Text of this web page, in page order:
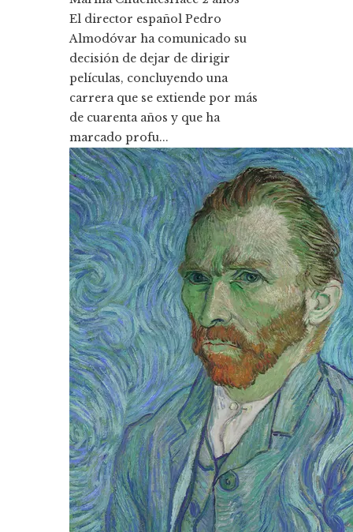
El director español Pedro
Almodóvar ha comunicado su
decisión de dejar de dirigir
películas, concluyendo una
carrera que se extiende por más
de cuarenta años y que ha
marcado profu...